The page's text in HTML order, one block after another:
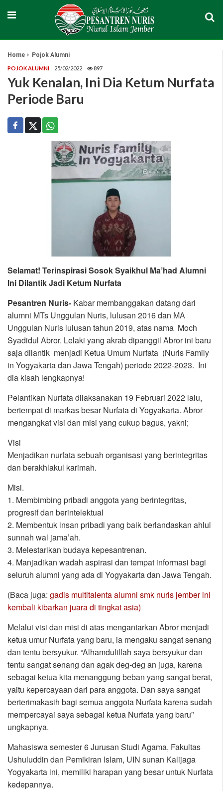
Home Pojok Alumni
POJOK ALUMNI 25/02/2022 897
Yuk Kenalan, Ini Dia Ketum Nurfata
Periode Baru
Selamat! Terinspirasi Sosok Syaikhul Ma’had Alumni
Ini Dilantik Jadi Ketum Nurfata
Pesantren Nuris- Kabar membanggakan datang dari
alumni MTs Unggulan Nuris, lulusan 2016 dan MA
Unggulan Nuris lulusan tahun 2019, atas nama Moch
Syadidul Abror. Lelaki yang akrab dipanggil Abror ini baru
saja dilantik menjadi Ketua Umum Nurfata (Nuris Family
in Yogyakarta dan Jawa Tengah) periode 2022-2023. Ini
dia kisah lengkapnya!
Pelantikan Nurfata dilaksanakan 19 Februari 2022 lalu,
bertempat di markas besar Nurfata di Yogyakarta. Abror
mengangkat visi dan misi yang cukup bagus, yakni;
Visi
Menjadikan nurfata sebuah organisasi yang berintegritas
dan berakhlakul karimah.
Misi.
1. Membimbing pribadi anggota yang berintegritas,
progresif dan berintelektual
2. Membentuk insan pribadi yang baik berlandaskan ahlul
sunnah wal jama’ah.
3. Melestarikan budaya kepesantrenan.
4. Manjadikan wadah aspirasi dan tempat informasi bagi
seluruh alumni yang ada di Yogyakarta dan Jawa Tengah.
(Baca juga: gadis multitalenta alumni smk nuris jember ini
kembali kibarkan juara di tingkat asia)
Melalui visi dan misi di atas mengantarkan Abror menjadi
ketua umur Nurfata yang baru, ia mengaku sangat senang
dan tentu bersyukur. “Alhamdulillah saya bersyukur dan
tentu sangat senang dan agak deg-deg an juga, karena
sebagai ketua kita menanggung beban yang sangat berat,
yaitu kepercayaan dari para anggota. Dan saya sangat
berterimakasih bagi semua anggota Nurfata karena sudah
mempercayai saya sebagai ketua Nurfata yang baru”
ungkapnya.
Mahasiswa semester 6 Jurusan Studi Agama, Fakultas
Ushuluddin dan Pemikiran Islam, UIN sunan Kalijaga
Yogyakarta ini, memiliki harapan yang besar untuk Nurfata
kedepannya.